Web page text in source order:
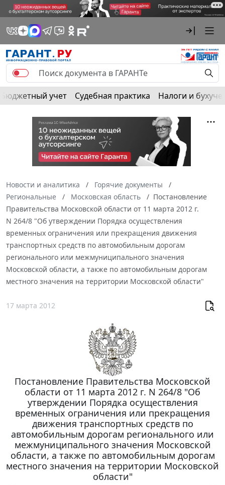
Бюджетный учет Судебная практика Налоги и
Новости и аналитика
Горячие документы
Региональные
Московская область
Постановление
Правительства Московской области от 11 марта 2012 г.
N 264/8 "Об утверждении Порядка осуществления
временных ограничения или прекращения движения
транспортных средств по автомобильным дорогам
регионального или межмуниципального значения
Московской области, а также по автомобильным дорогам
местного значения на территории Московской области"
17 марта 2012
Постановление Правительства Московской
области от 11 марта 2012 г. N 264/8 "Об
утверждении Порядка осуществления
временных ограничения или прекращения
движения транспортных средств по
автомобильным дорогам регионального или
межмуниципального значения Московской
области, а также по автомобильным дорогам
местного значения на территории Московской
области"